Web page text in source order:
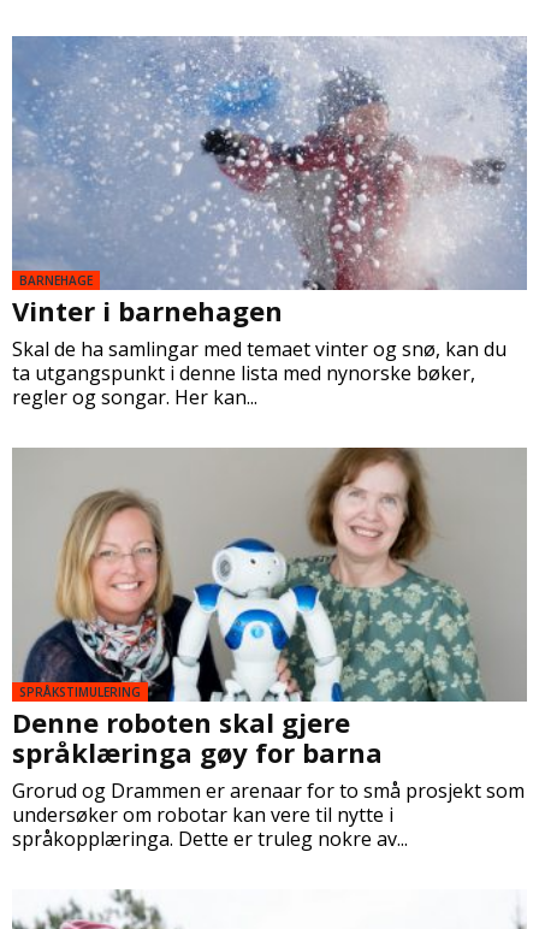
BARNEHAGE
Vinter i barnehagen
Skal de ha samlingar med temaet vinter og snø, kan du
ta utgangspunkt i denne lista med nynorske bøker,
regler og songar. Her kan...
SPRÅKSTIMULERING
Denne roboten skal gjere
språklæringa gøy for barna
Grorud og Drammen er arenaar for to små prosjekt som
undersøker om robotar kan vere til nytte i
språkopplæringa. Dette er truleg nokre av...